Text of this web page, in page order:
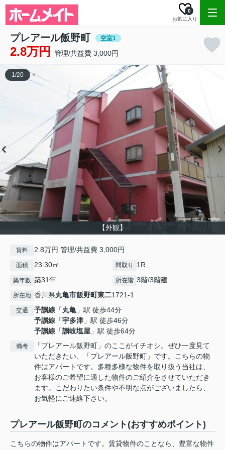
お気に入り
0
プレアール飯野町 空室1
2.8万円 管理/共益費 3,000円
【外観】
1/20
賃料 2.8万円 管理/共益費 3,000円
面積 23.30㎡ 間取り 1R
築年数 築31年 所在階 3階/3階建
所在地 香川県丸亀市飯野町東二1721-1
交通 予讃線 「丸亀」駅 徒歩44分
予讃線 「宇多津 」駅 徒歩46分
予讃線 「讃岐塩屋 」駅 徒歩64分
備考
「プレアール飯野町」のここがイチオシ。ぜひ一度見て
いただきたい、「プレアール飯野町」です。こちらの物
件はアパートです。多種多様な物件を取り扱う当社は、
お客様のご希望に適した物件のご紹介をさせていただき
ます。こだわりたい条件や不明な点がございましたら、
お気軽にご連絡下さい。
プレアール飯野町のコメント(おすすめポイント)
こちらの物件はアパートです。賃貸物件のことなら、豊富な物件